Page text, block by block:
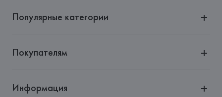
Страна происхождения товара:
Популярные категории
Покупателям
Информация